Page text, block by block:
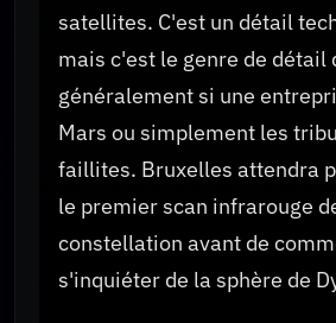
satellites. C'est un détail
mais c'est le genre de détail
généralement si une
Mars ou simplement les
faillites. Bruxelles attendra
le premier scan infrarouge
constellation avant de
s'inquiéter de la sphère de